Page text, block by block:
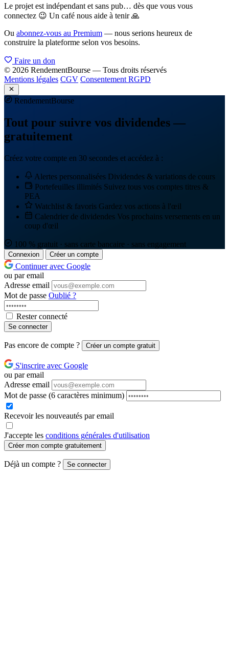
Le projet est indépendant et sans pub… dès que vous vous
connectez 😉 Un café nous aide à tenir 🙏
Ou abonnez-vous au Premium — nous serions heureux de
construire la plateforme selon vos besoins.
Faire un don
© 2026 RendementBourse — Tous droits réservés
Mentions légales CGV Consentement RGPD
RendementBourse
Tout pour suivre vos dividendes —
gratuitement
Créez votre compte en 30 secondes et accédez à :
Alertes personnalisées Dividendes & variations de cours
Portefeuilles illimités Suivez tous vos comptes titres &
PEA
Watchlist & favoris Gardez vos actions à l'œil
Calendrier de dividendes Vos prochains versements en un
coup d'œil
100 % gratuit · sans carte bancaire · sans engagement
Connexion Créer un compte
Continuer avec Google
ou par email
Adresse email
Mot de passe Oublié ?
Rester connecté
Se connecter
Pas encore de compte ? Créer un compte gratuit
S'inscrire avec Google
ou par email
Adresse email
Mot de passe (6 caractères minimum)
Recevoir les nouveautés par email
J'accepte les conditions générales d'utilisation
Créer mon compte gratuitement
Déjà un compte ? Se connecter